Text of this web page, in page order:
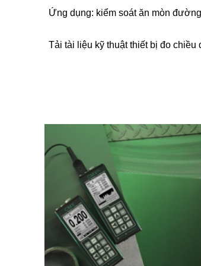
Ứng dụng: kiểm soát ăn mòn
Tải tài liệu kỹ thuật thiết bị đo chiều